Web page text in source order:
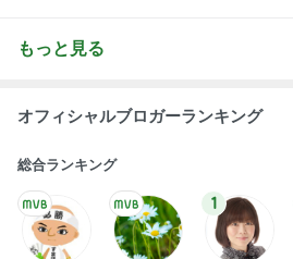
もっと見る
オフィシャルブロガーランキング
総合ランキング
1